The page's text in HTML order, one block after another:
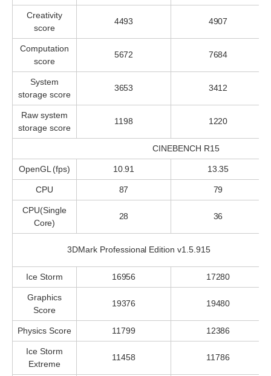
Creativity
score
4493 4907
Computation
score
5672 7684
System
storage score
3653 3412
Raw system
storage score
1198 1220
CINEBENCH R15
OpenGL (fps) 10.91 13.35
CPU 87 79
CPU(Single
Core)
28 36
3DMark Professional Edition v1.5.915
Ice Storm 16956 17280
Graphics
Score
19376 19480
Physics Score 11799 12386
Ice Storm
Extreme
11458 11786